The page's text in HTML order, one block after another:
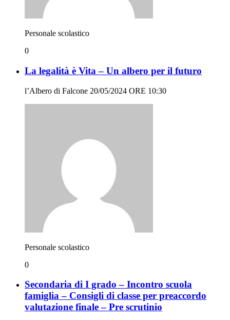
Personale scolastico
0
La legalità è Vita – Un albero per il futuro
l’Albero di Falcone 20/05/2024 ORE 10:30
Personale scolastico
0
Secondaria di I grado – Incontro scuola
famiglia – Consigli di classe per preaccordo
valutazione finale – Pre scrutinio